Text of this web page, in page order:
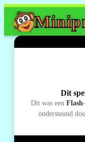
Mini
Dit
Dit was een Flash
ondersteund